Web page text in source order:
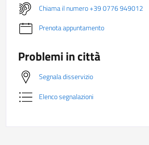
Chiama il numero +39 0776 949012
Prenota appuntamento
Problemi in città
Segnala disservizio
Elenco segnalazioni